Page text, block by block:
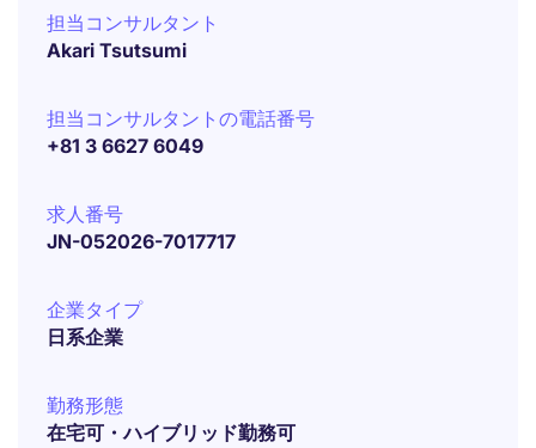
担当コンサルタント
Akari Tsutsumi
担当コンサルタントの電話番号
+81 3 6627 6049
求人番号
JN-052026-7017717
企業タイプ
日系企業
勤務形態
在宅可・ハイブリッド勤務可